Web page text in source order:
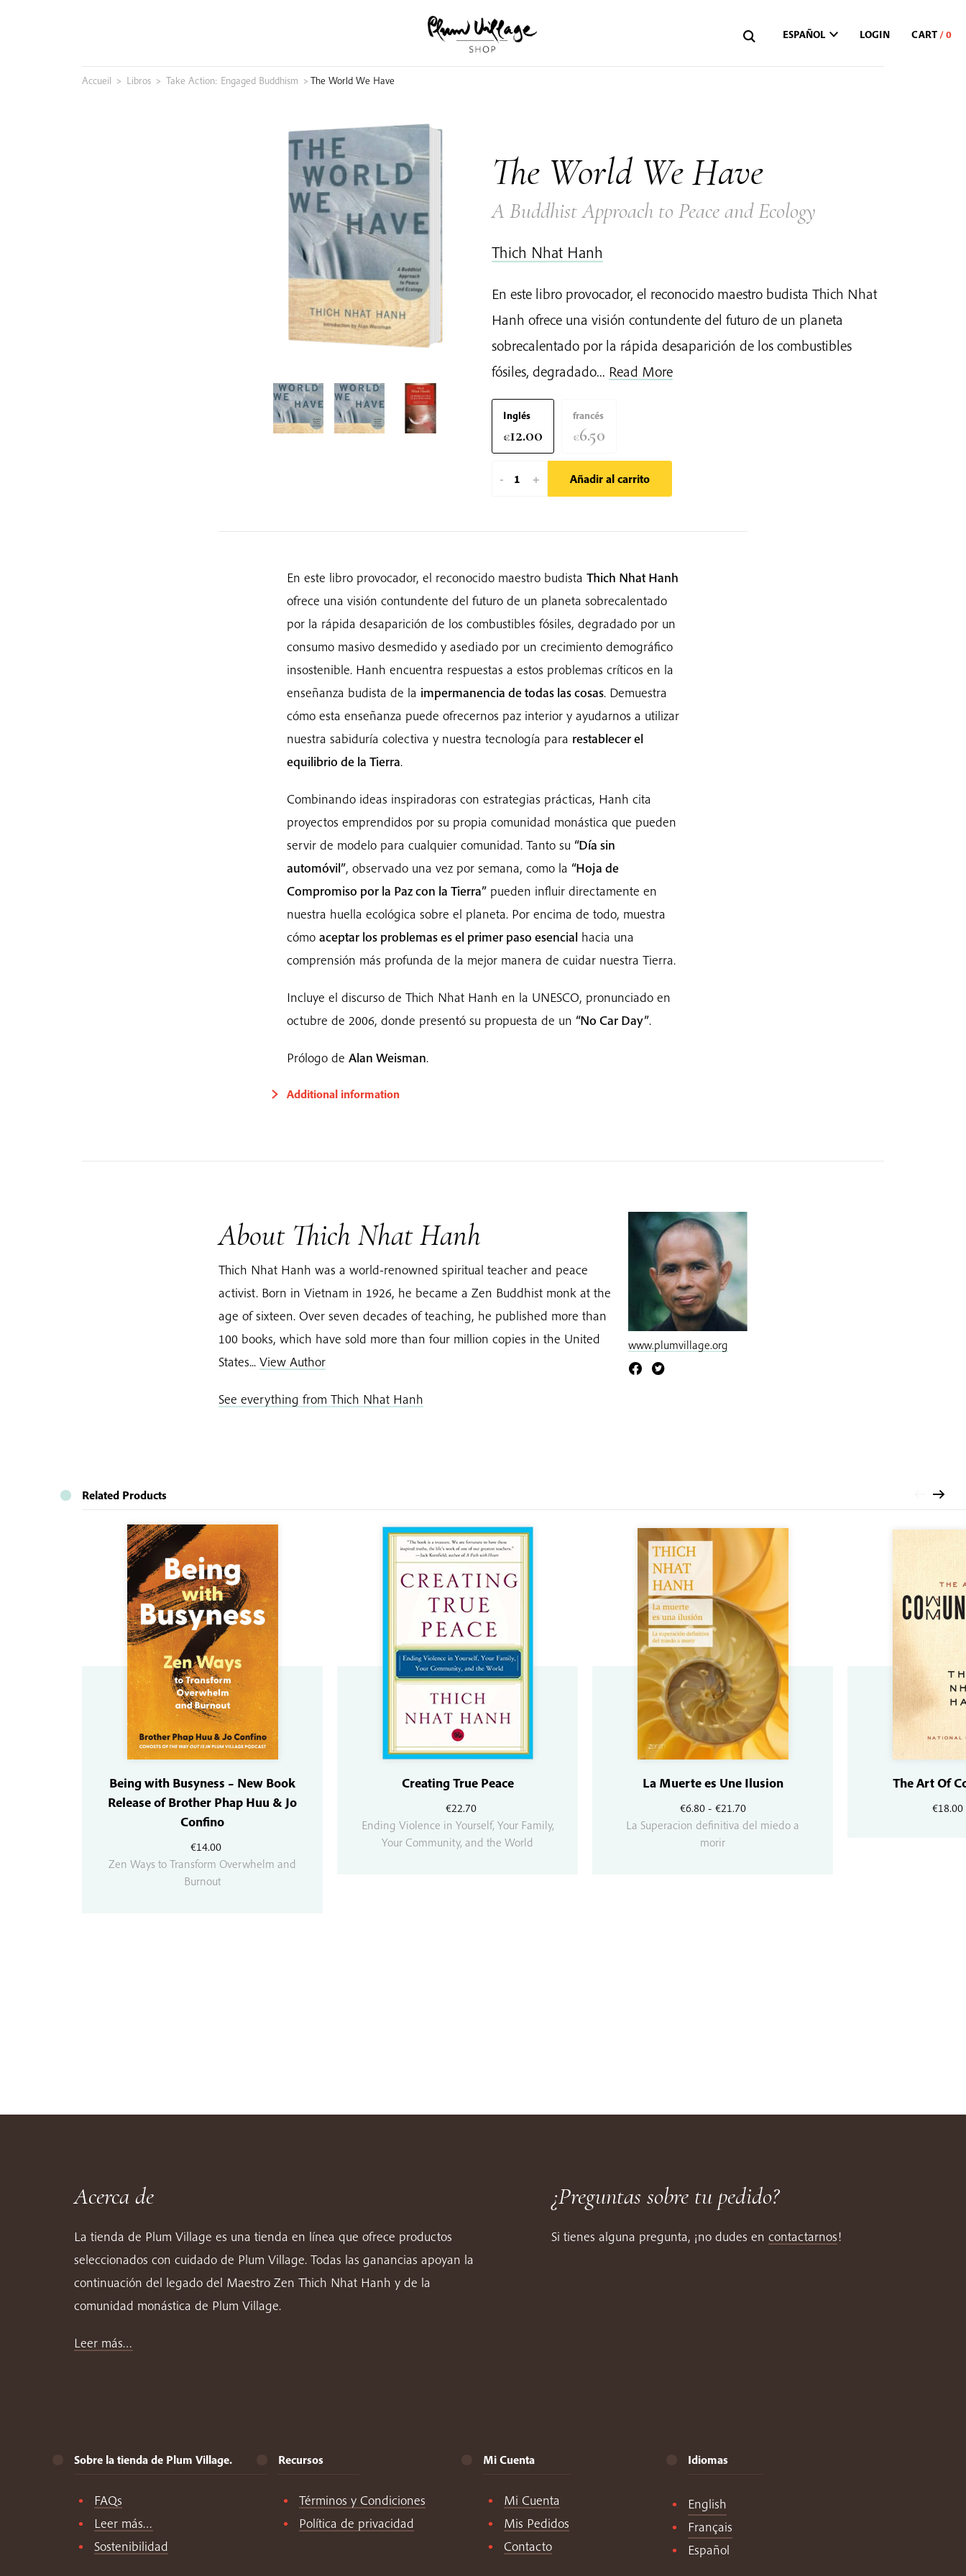
ESPAÑOL LOGIN
Accueil > Libros > Take Action: Engaged Buddhism > The World We Have
The World We Have
A Buddhist Approach to Peace and Ecology
Thich Nhat Hanh
En este libro provocador, el reconocido maestro budista Thich Nhat
Hanh ofrece una visión contundente del futuro de un planeta
sobrecalentado por la rápida desaparición de los combustibles
fósiles, degradado... Read More
Inglés
€12.00
francés
€6.50
-
The
+ Añadir al carrito
En este libro provocador, el reconocido maestro budista Thich Nhat Hanh
ofrece una visión contundente del futuro de un planeta sobrecalentado
por la rápida desaparición de los combustibles fósiles, degradado por un
consumo masivo desmedido y asediado por un crecimiento demográfico
insostenible. Hanh encuentra respuestas a estos problemas críticos en la
enseñanza budista de la impermanencia de todas las cosas. Demuestra
cómo esta enseñanza puede ofrecernos paz interior y ayudarnos a utilizar
nuestra sabiduría colectiva y nuestra tecnología para restablecer el
equilibrio de la Tierra.
Combinando ideas inspiradoras con estrategias prácticas, Hanh cita
proyectos emprendidos por su propia comunidad monástica que pueden
servir de modelo para cualquier comunidad. Tanto su “Día sin
automóvil”, observado una vez por semana, como la “Hoja de
Compromiso por la Paz con la Tierra” pueden influir directamente en
nuestra huella ecológica sobre el planeta. Por encima de todo, muestra
cómo aceptar los problemas es el primer paso esencial hacia una
comprensión más profunda de la mejor manera de cuidar nuestra Tierra.
Incluye el discurso de Thich Nhat Hanh en la UNESCO, pronunciado en
octubre de 2006, donde presentó su propuesta de un “No Car Day”.
Prólogo de Alan Weisman.
Additional information
About Thich Nhat Hanh
Thich Nhat Hanh was a world-renowned spiritual teacher and peace
activist. Born in Vietnam in 1926, he became a Zen Buddhist monk at the
age of sixteen. Over seven decades of teaching, he published more than
100 books, which have sold more than four million copies in the United
States... View Author
See everything from Thich Nhat Hanh
www.plumvillage.org
Related Products
€14.00
Being with Busyness – New Book
Release of Brother Phap Huu & Jo
Confino
Zen Ways to Transform Overwhelm and
Burnout
€22.70
Creating True Peace
Ending Violence in Yourself, Your Family,
Your Community, and the World
€6.80 - €21.70Rango
de
La Muerte es Une Ilusion
La Superacion definitiva del miedo a
morir
€18.00
The Art Of
Acerca de
La tienda de Plum Village es una tienda en línea que ofrece productos
seleccionados con cuidado de Plum Village. Todas las ganancias apoyan la
continuación del legado del Maestro Zen Thich Nhat Hanh y de la
comunidad monástica de Plum Village.
Leer más…
¿Preguntas sobre tu pedido?
Si tienes alguna pregunta, ¡no dudes en contactarnos!
Sobre la tienda de Plum Village.
FAQs
Leer más…
Sostenibilidad
Recursos
Términos y Condiciones
Política de privacidad
Mi Cuenta
Mi Cuenta
Mis Pedidos
Contacto
Idiomas
English
Français
Español